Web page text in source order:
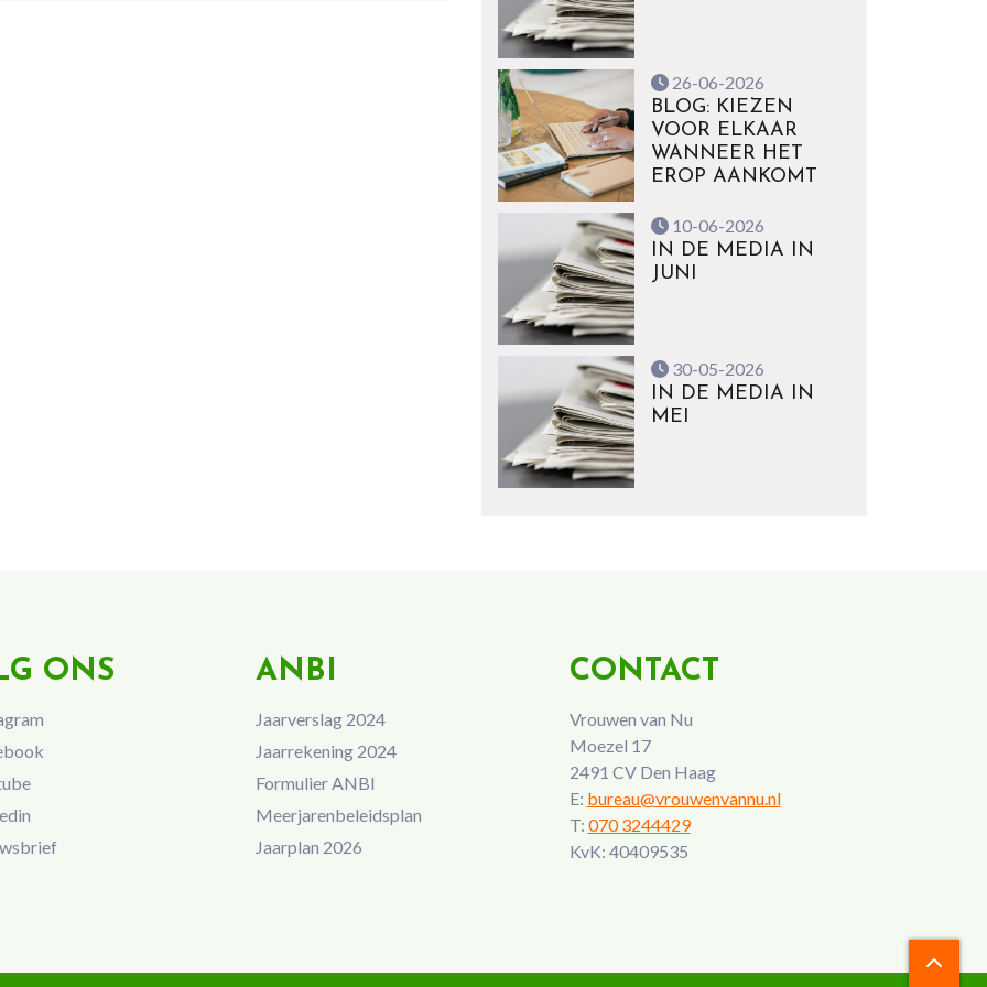
26-06-2026
BLOG: KIEZEN
VOOR ELKAAR
WANNEER HET
EROP AANKOMT
10-06-2026
IN DE MEDIA IN
JUNI
30-05-2026
IN DE MEDIA IN
MEI
ONS ANBI
Jaarverslag 2024
Jaarrekening 2024
Formulier ANBI
Meerjarenbeleidsplan
Jaarplan 2026
CONTACT
Vrouwen van Nu
Moezel 17
2491 CV Den Haag
E: bureau@vrouwenvannu.nl
T: 070 3244429
KvK: 40409535